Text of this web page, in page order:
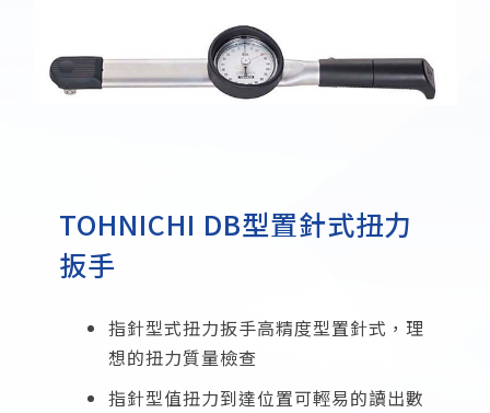
TOHNICHI DB型置針式扭力
扳手
指針型式扭力扳手高精度型置針式，理
想的扭力質量檢查
指針型值扭力到達位置可輕易的讀出數